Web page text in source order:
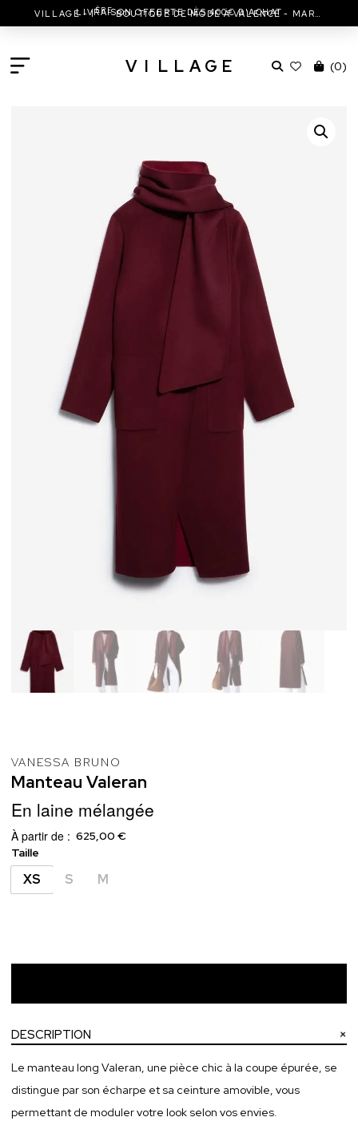
VILLAGE - 1ÈREBOUTIQUE DE MODE À VALENCE - MARC JACOBS - ISABEL MARANT & MORE
LIVRAISON OFFERTE DÈS 400€ D'ACHAT
V I L L A G E (0)
VANESSA BRUNO
Manteau Valeran
En laine mélangée
À partir de : 625,00 €
Taille
XS S M
DESCRIPTION
Le manteau long Valeran, une pièce chic à la coupe épurée, se
distingue par son écharpe et sa ceinture amovible, vous
permettant de moduler votre look selon vos envies.